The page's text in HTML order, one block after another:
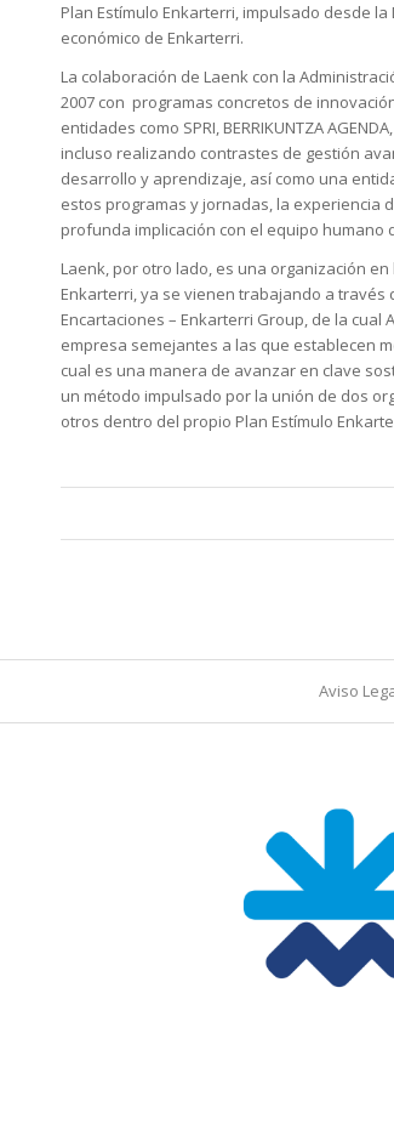
Plan Estímulo Enkarterri, impulsado desde
económico de Enkarterri.
La colaboración de Laenk con la
2007 con programas concretos de
entidades como SPRI, BERRIKUNTZA
incluso realizando contrastes de gestión
desarrollo y aprendizaje, así como una
estos programas y jornadas, la experiencia
profunda implicación con el equipo
Laenk, por otro lado, es una organización
Enkarterri, ya se vienen trabajando a través
Encartaciones – Enkarterri Group, de la
empresa semejantes a las que establecen
cual es una manera de avanzar en clave
un método impulsado por la unión de dos
otros dentro del propio Plan Estímulo
Aviso